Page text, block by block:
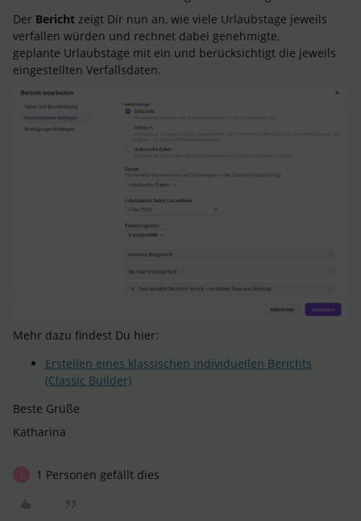
Der Bericht zeigt Dir nun an, wie viele Urlaubstage jeweils
verfallen würden und rechnet dabei genehmigte,
geplante Urlaubstage mit ein und berücksichtigt die jeweils
eingestellten Verfallsdaten.
Mehr dazu findest Du hier:
Erstellen eines klassischen individuellen Berichts
(Classic Builder)
Beste Grüße
Katharina
1 Personen gefällt dies